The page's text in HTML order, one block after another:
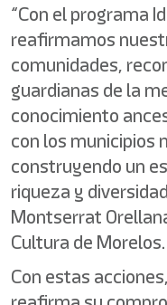
“Con el programa
reafirmamos
comunidades,
guardianas de la
conocimiento
con los municipios
construyendo un
riqueza y
Montserrat
Cultura de Morelos.
Con estas